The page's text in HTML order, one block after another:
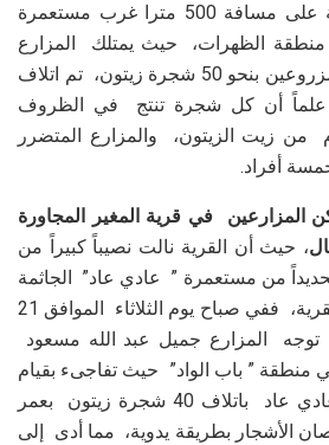
وتقع الأرض المستهدفة على مسافة 500 مترا غرب مستعمرة
الظهرات، حيث يمتلك المزارع
المتضرر هناك دونمين مزروعين بنحو 50 شجرة زيتون، تم اتلاف
علماً أن كل شجرة تنتج في الظروف
كيلو غرام من زيت الزيتون، والمزارع المتضرر
أفراد.
المزارعين في قرية المغير المجاورة
، حيث أن القرية نالت نصيباً كبيراً من
من مستعمرة ” عادي عاد” الجاثمة
على أجزاء من أراضي القرية، ففي صباح يوم الثلاثاء الموافق 21
المزارع جميل عبد الله مسعود
منطقة ” باب الواد” حيث تفاجىء بقيام
مستعمري مستعمرة عادي عاد باتلاف 40 شجرة زيتون بعمر
الأشجار بطريقة يدوية، مما أدى إلى